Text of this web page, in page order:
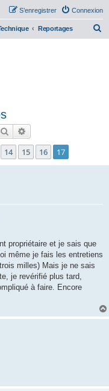
Connexion
S’enregistrer
Reportages
Rechercher
14 15 16 17
propriétaire et je sais que
même je fais les entretiens
milles) Mais je ne sais
je revérifié plus tard,
à faire. Encore